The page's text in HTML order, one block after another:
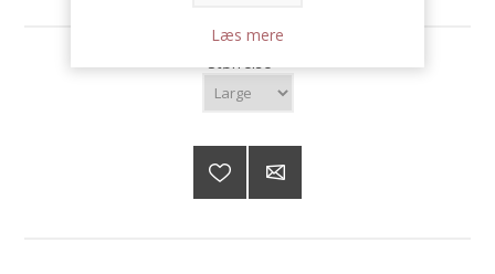
Størrelse*
Læs mere